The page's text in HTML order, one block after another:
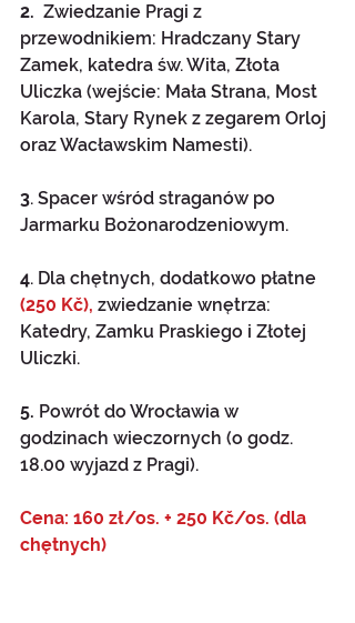
2. Zwiedzanie Pragi z
przewodnikiem: Hradczany Stary
Zamek, katedra św. Wita, Złota
Uliczka (wejście: Mała Strana, Most
Karola, Stary Rynek z zegarem Orloj
oraz Wacławskim Namesti).
3. Spacer wśród straganów po
Jarmarku Bożonarodzeniowym.
4. Dla chętnych, dodatkowo płatne
(250 Kč), zwiedzanie wnętrza:
Katedry, Zamku Praskiego i Złotej
Uliczki.
5. Powrót do Wrocławia w
godzinach wieczornych (o godz.
18.00 wyjazd z Pragi).
Cena: 160 zł/os. + 250 Kč/os. (dla
chętnych)